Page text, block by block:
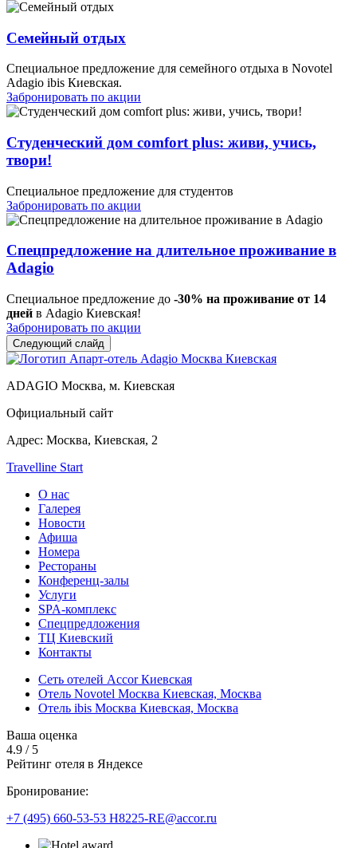
Семейный отдых
Специальное предложение для семейного отдыха в Novotel
Adagio ibis Киевская.
Забронировать по акции
Студенческий дом comfort plus: живи, учись,
твори!
Специальное предложение для студентов
Забронировать по акции
Спецпредложение на длительное проживание в
Adagio
Специальное предложение до -30% на проживание от 14
дней в Adagio Киевская!
Забронировать по акции
Следующий слайд
ADAGIO Москва, м. Киевская
Официальный сайт
Адрес: Москва, Киевская, 2
Travelline Start
О нас
Галерея
Новости
Афиша
Номера
Рестораны
Конференц-залы
Услуги
SPA-комплекс
Спецпредложения
ТЦ Киевский
Контакты
Сеть отелей Accor Киевская
Отель Novotel Москва Киевская, Москва
Отель ibis Москва Киевская, Москва
Ваша оценка
4.9 / 5
Рейтинг отеля в Яндексе
Бронирование:
+7 (495) 660-53-53 H8225-RE@accor.ru